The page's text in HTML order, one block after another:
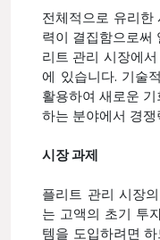
전체적으로 유리한
력이 결집함으로써
리트 관리 시장에
에 있습니다. 기술
활용하여 새로운
하는 분야에서 경
시장 과제
플리트 관리 시장
는 고액의 초기 투
템을 도입하려면